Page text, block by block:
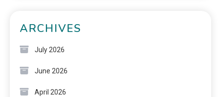
ARCHIVES
July 2026
June 2026
April 2026